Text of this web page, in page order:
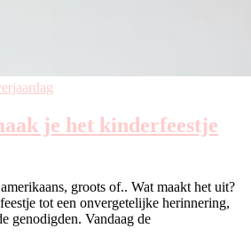
je het kinderfeestje
groots of.. Wat maakt het uit?
tot een onvergetelijke herinnering,
genodigden. Vandaag de